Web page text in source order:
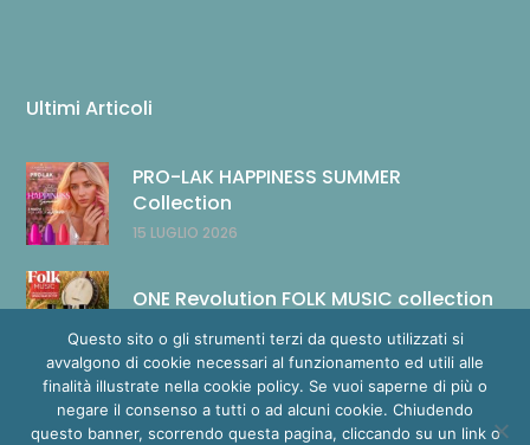
Ultimi Articoli
15 LUGLIO 2026
PRO-LAK HAPPINESS SUMMER
Collection
14 LUGLIO 2026
ONE Revolution FOLK MUSIC collection
Questo sito o gli strumenti terzi da questo utilizzati si
avvalgono di cookie necessari al funzionamento ed utili alle
finalità illustrate nella cookie policy. Se vuoi saperne di più o
negare il consenso a tutti o ad alcuni cookie. Chiudendo
questo banner, scorrendo questa pagina, cliccando su un link o